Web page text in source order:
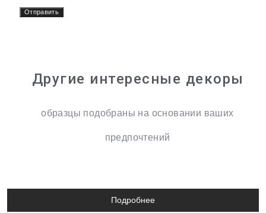
Другие интересные декоры
образцы подобраны на основании ваших
предпочтений
Подробнее